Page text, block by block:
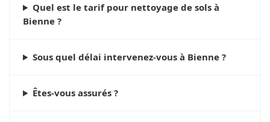
Quel est le tarif pour nettoyage de sols à
Bienne ?
Sous quel délai intervenez-vous à Bienne ?
Êtes-vous assurés ?